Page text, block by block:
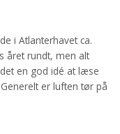
i Atlanterhavet ca.
året rundt, men alt
en god idé at læse
er luften tør på